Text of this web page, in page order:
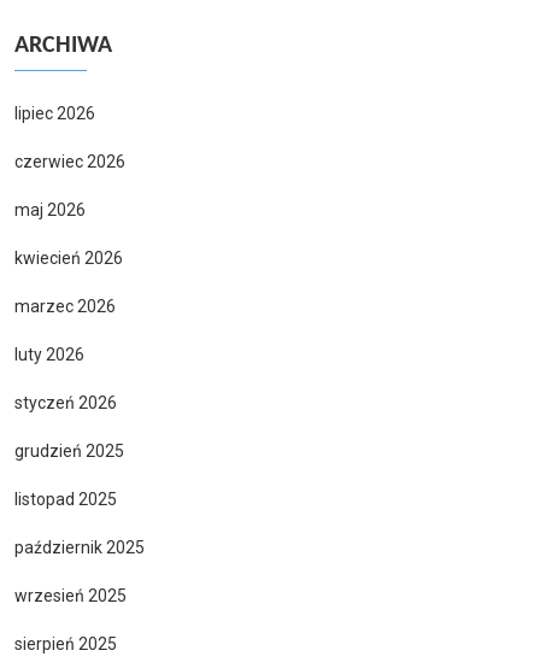
ARCHIWA
lipiec 2026
czerwiec 2026
maj 2026
kwiecień 2026
marzec 2026
luty 2026
styczeń 2026
grudzień 2025
listopad 2025
październik 2025
wrzesień 2025
sierpień 2025